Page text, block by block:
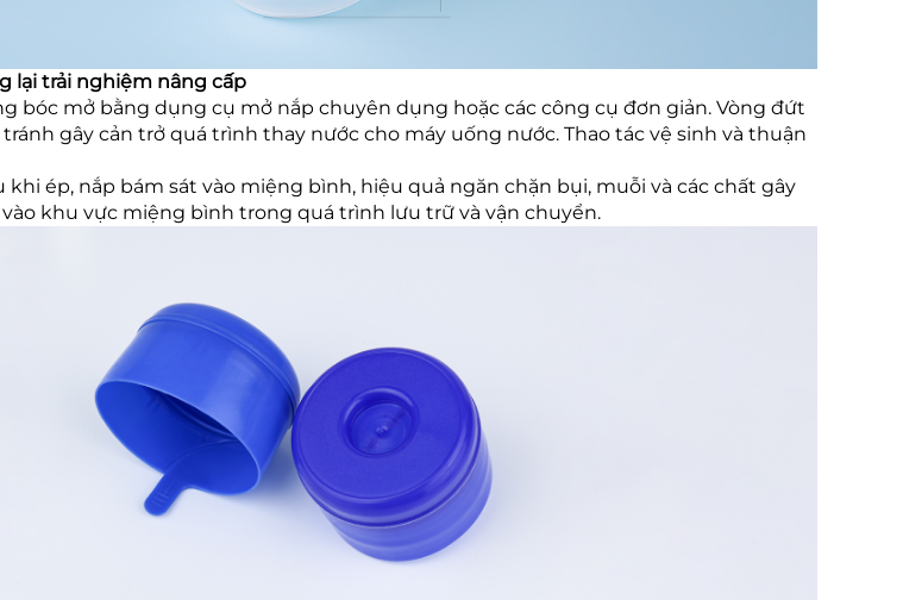
lại trải nghiệm nâng cấp
bóc mở bằng dụng cụ mở nắp chuyên dụng hoặc các công cụ đơn giản. Vòng đứt
gây cản trở quá trình thay nước cho máy uống nước. Thao tác vệ sinh và thuận
khi ép, nắp bám sát vào miệng bình, hiệu quả ngăn chặn bụi, muỗi và các chất gây
khu vực miệng bình trong quá trình lưu trữ và vận chuyển.